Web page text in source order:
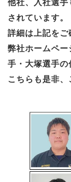
他社、入社選手
されています。
詳細は上記をご
弊社ホームペー
手・大塚選手の
こちらも是非、